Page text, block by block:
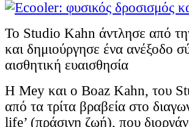
Το Studio Kahn άντλησε από
και δημιούργησε ένα ανέξοδο
αισθητική ευαισθησία
Η Mey και ο Boaz Kahn, του
από τα τρίτα βραβεία στο
life’ (πράσινη ζωή), που